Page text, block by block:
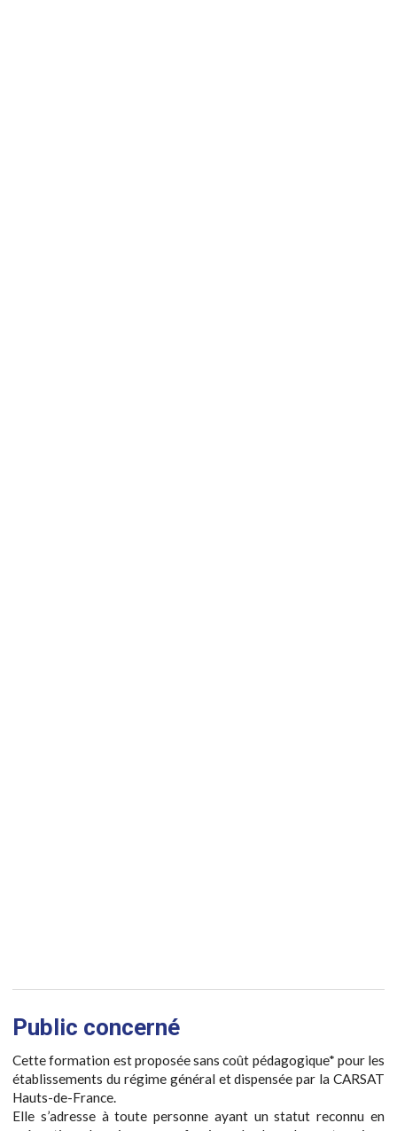
Public concerné
Cette formation est proposée sans coût pédagogique* pour les
établissements du régime général et dispensée par la CARSAT
Hauts-de-France.
Elle s’adresse à toute personne ayant un statut reconnu en